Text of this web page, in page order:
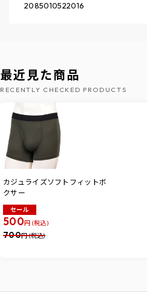
2085010522016
最近見た商品
RECENTLY CHECKED PRODUCTS
カジュライズソフトフィットボ
クサー
セール
500円 (税込)
700円 (税込)